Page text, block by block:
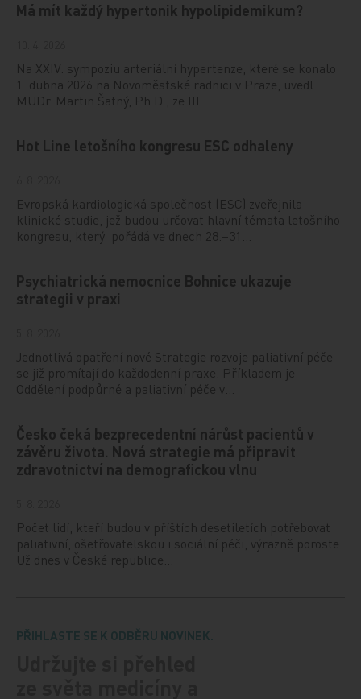
Má mít každý hypertonik hypolipidemikum?
Na XXIV. sympoziu arteriální hypertenze, které se konalo
1. dubna 2026 na Novoměstské radnici v Praze, uvedl
MUDr. Martin Šatný, Ph.D., ze III.…
Hot Line letošního kongresu ESC odhaleny
Evropská kardiologická společnost (ESC) zveřejnila
klinické studie, jež budou určovat hlavní témata letošního
kongresu, který pořádá ve dnech 28.–31…
Psychiatrická nemocnice Bohnice ukazuje
strategii v praxi
Jednotlivá opatření nové Strategie rozvoje paliativní péče
se již promítají do každodenní praxe. Příkladem je
Oddělení podpůrné a paliativní péče v…
Česko čeká bezprecedentní nárůst pacientů v
závěru života. Nová strategie má připravit
zdravotnictví na demografickou vlnu
Počet lidí, kteří budou v příštích desetiletích potřebovat
paliativní, ošetřovatelskou i sociální péči, výrazně poroste.
Už dnes v České republice…
PŘIHLASTE SE K ODBĚRU NOVINEK.